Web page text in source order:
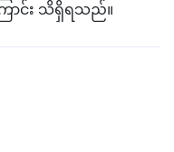
ောင်း သိရှိရသည်။